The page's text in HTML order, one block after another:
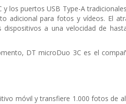
los puertos USB Type-A
adicional para fotos y vídeos. El
a una velocidad de
DT microDuo 3C es el
móvil y transfiere 1.000 fotos de